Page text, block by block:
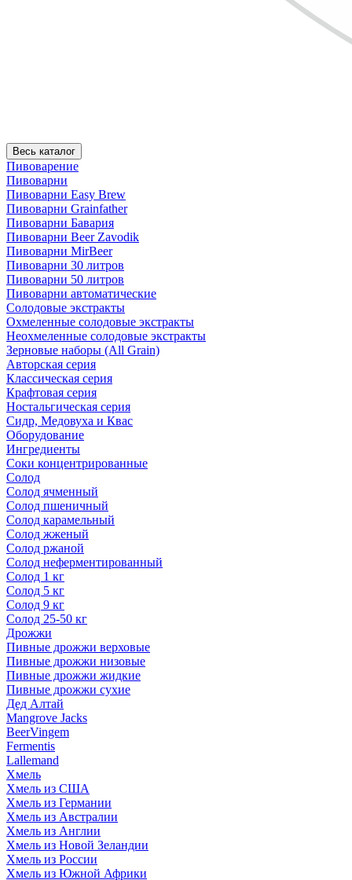
Весь каталог
Пивоварение
Пивоварни
Пивоварни Easy Brew
Пивоварни Grainfather
Пивоварни Бавария
Пивоварни Beer Zavodik
Пивоварни MirBeer
Пивоварни 30 литров
Пивоварни 50 литров
Пивоварни автоматические
Солодовые экстракты
Охмеленные солодовые экстракты
Неохмеленные солодовые экстракты
Зерновые наборы (All Grain)
Авторская серия
Классическая серия
Крафтовая серия
Ностальгическая серия
Сидр, Медовуха и Квас
Оборудование
Ингредиенты
Соки концентрированные
Солод
Солод ячменный
Солод пшеничный
Солод карамельный
Солод жженый
Солод ржаной
Солод неферментированный
Солод 1 кг
Солод 5 кг
Солод 9 кг
Солод 25-50 кг
Дрожжи
Пивные дрожжи верховые
Пивные дрожжи низовые
Пивные дрожжи жидкие
Пивные дрожжи сухие
Дед Алтай
Mangrove Jacks
BeerVingem
Fermentis
Lallemand
Хмель
Хмель из США
Хмель из Германии
Хмель из Австралии
Хмель из Англии
Хмель из Новой Зеландии
Хмель из России
Хмель из Южной Африки